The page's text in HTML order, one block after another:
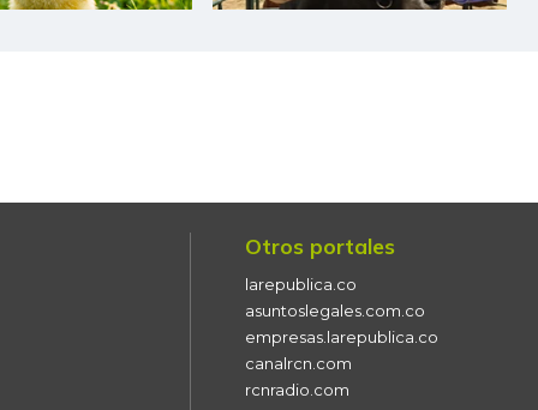
-$ 402,00
-$ 434,00 -10,29%
-
Otros portales
larepublica.co
asuntoslegales.com.co
empresas.larepublica.co
canalrcn.com
rcnradio.com